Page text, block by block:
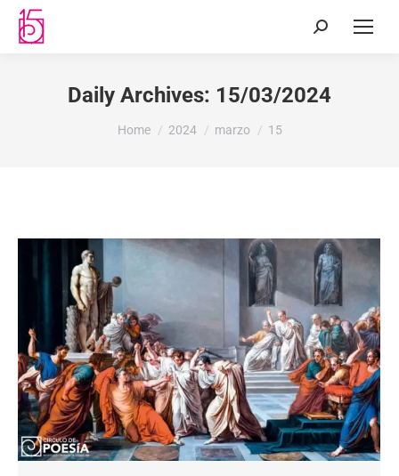
Daily Archives: 15/03/2024
You are here:
Home 2024 marzo 15